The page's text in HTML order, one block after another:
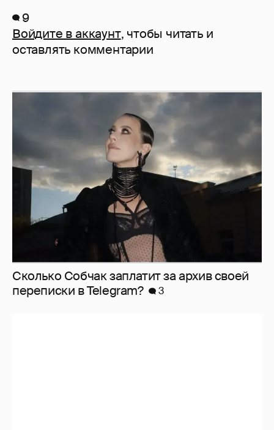
9
Войдите в аккаунт, чтобы читать и
оставлять комментарии
Сколько Собчак заплатит за архив своей
перeписки в Telegram?
3